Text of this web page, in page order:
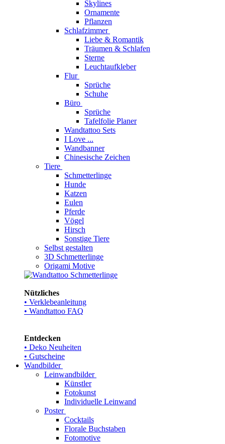
Skylines
Ornamente
Pflanzen
Schlafzimmer
Liebe & Romantik
Träumen & Schlafen
Sterne
Leuchtaufkleber
Flur
Sprüche
Schuhe
Büro
Sprüche
Tafelfolie Planer
Wandtattoo Sets
I Love ...
Wandbanner
Chinesische Zeichen
Tiere
Schmetterlinge
Hunde
Katzen
Eulen
Pferde
Vögel
Hirsch
Sonstige Tiere
Selbst gestalten
3D Schmetterlinge
Origami Motive
Nützliches
• Verklebeanleitung
• Wandtattoo FAQ
Entdecken
• Deko Neuheiten
• Gutscheine
Wandbilder
Leinwandbilder
Künstler
Fotokunst
Individuelle Leinwand
Poster
Cocktails
Florale Buchstaben
Fotomotive